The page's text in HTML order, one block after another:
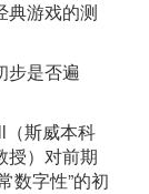
典游戏的测
步是否遍
斯威本科
授）对前期
数字性”的初